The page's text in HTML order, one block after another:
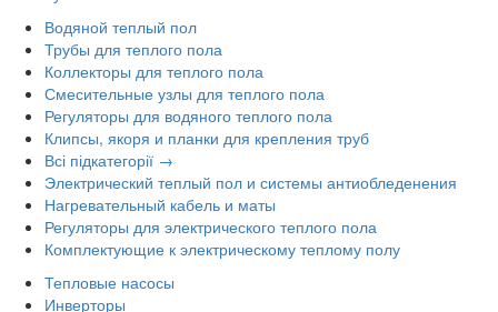
Водяной теплый пол
Трубы для теплого пола
Коллекторы для теплого пола
Смесительные узлы для теплого пола
Регуляторы для водяного теплого пола
Клипсы, якоря и планки для крепления труб
Всі підкатегорії →
Электрический теплый пол и системы антиобледенения
Нагревательный кабель и маты
Регуляторы для электрического теплого пола
Комплектующие к электрическому теплому полу
Тепловые насосы
Инверторы